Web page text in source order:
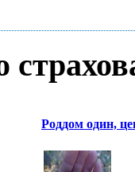
Роддом один,